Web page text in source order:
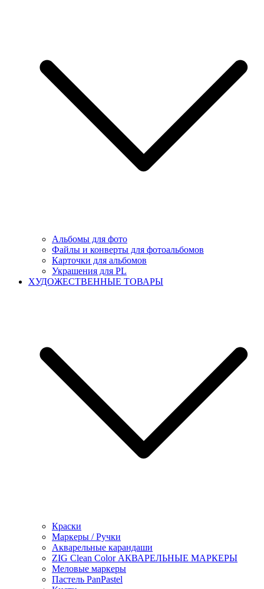
Альбомы для фото
Файлы и конверты для фотоальбомов
Карточки для альбомов
Украшения для PL
ХУДОЖЕСТВЕННЫЕ ТОВАРЫ
Краски
Маркеры / Ручки
Акварельные карандаши
ZIG Clean Color АКВАРЕЛЬНЫЕ МАРКЕРЫ
Меловые маркеры
Пастель PanPastel